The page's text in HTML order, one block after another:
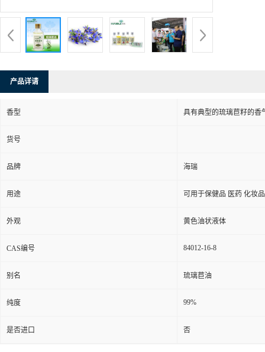
产品详请
香型 具有典型的琉璃苣籽的香
货号
品牌 海瑞
用途 可用于保健品 医药 化妆
外观 黄色油状液体
CAS编号 84012-16-8
别名 琉璃苣油
纯度 99%
是否进口 否